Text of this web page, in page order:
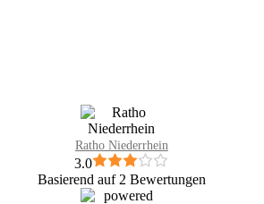
Ratho Niederrhein
3.0
Basierend auf 2 Bewertungen